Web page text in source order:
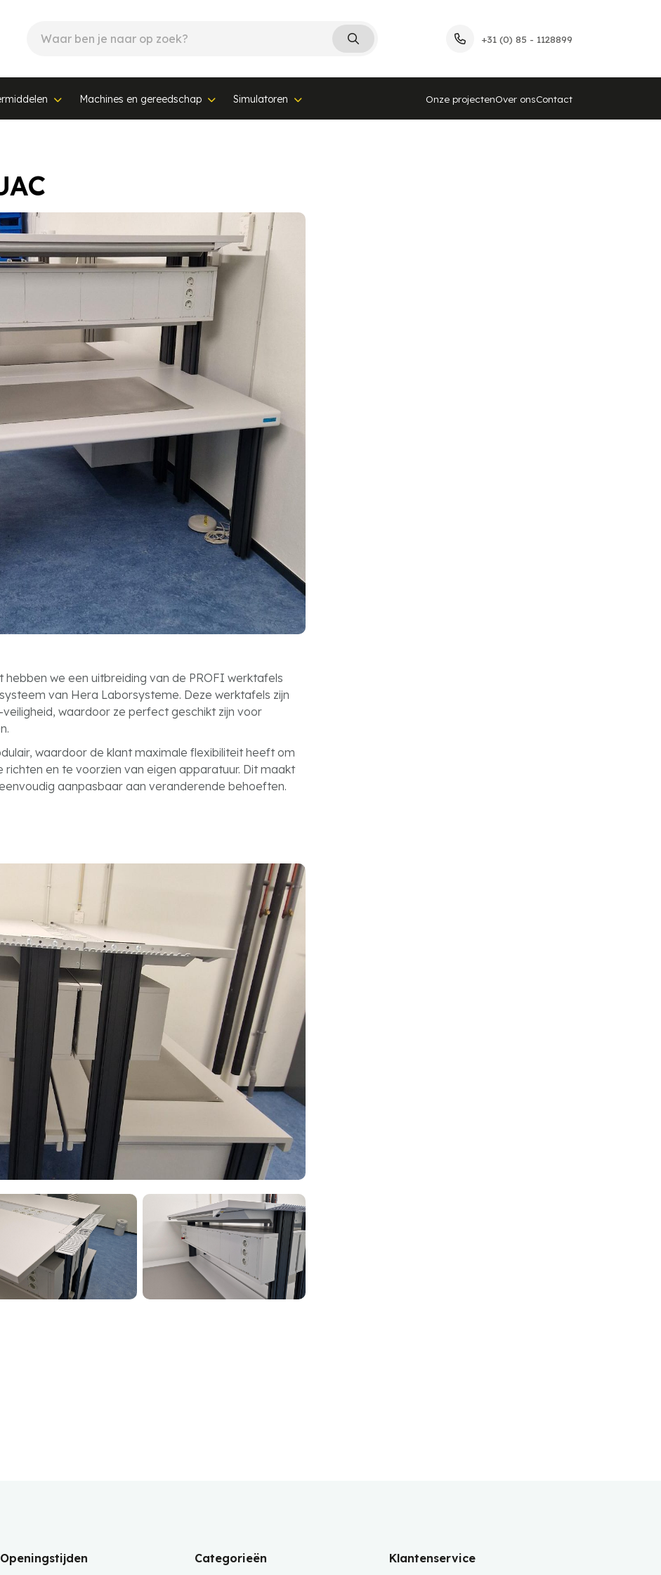
+31 (0) 85 - 1128899
Machines en gereedschap Simulatoren Onze projectenOver onsContact
hebben we een uitbreiding van de PROFI werktafels
van Hera Laborsysteme. Deze werktafels zijn
waardoor ze perfect geschikt zijn voor
waardoor de klant maximale flexibiliteit heeft om
richten en te voorzien van eigen apparatuur. Dit maakt
aanpasbaar aan veranderende behoeften.
Openingstijden Categorieën Klantenservice